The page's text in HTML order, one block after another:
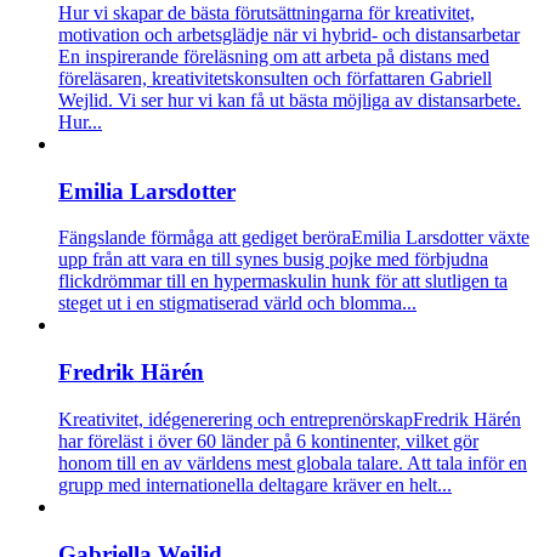
Hur vi skapar de bästa förutsättningarna för kreativitet,
motivation och arbetsglädje när vi hybrid- och distansarbetar
En inspirerande föreläsning om att arbeta på distans med
föreläsaren, kreativitetskonsulten och författaren Gabriell
Wejlid. Vi ser hur vi kan få ut bästa möjliga av distansarbete.
Hur...
Emilia Larsdotter
Fängslande förmåga att gediget beröraEmilia Larsdotter växte
upp från att vara en till synes busig pojke med förbjudna
flickdrömmar till en hypermaskulin hunk för att slutligen ta
steget ut i en stigmatiserad värld och blomma...
Fredrik Härén
Kreativitet, idégenerering och entreprenörskapFredrik Härén
har föreläst i över 60 länder på 6 kontinenter, vilket gör
honom till en av världens mest globala talare. Att tala inför en
grupp med internationella deltagare kräver en helt...